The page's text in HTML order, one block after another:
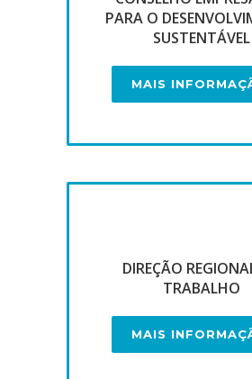
PARA O
SUSTENTÁVEL
MAIS
DIREÇÃO
TRABALHO
MAIS